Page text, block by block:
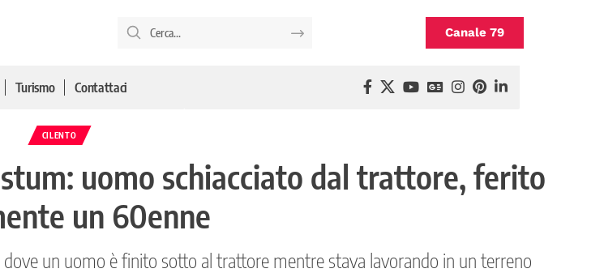
Canale 79
Turismo Contattaci
CILENTO
uomo schiacciato dal trattore, ferito
un 60enne
un uomo è finito sotto al trattore mentre stava lavorando in un terreno